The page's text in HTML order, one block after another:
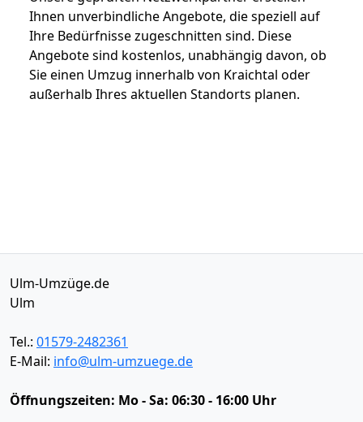
Ihnen unverbindliche Angebote, die speziell auf
Ihre Bedürfnisse zugeschnitten sind. Diese
Angebote sind kostenlos, unabhängig davon, ob
Sie einen Umzug innerhalb von Kraichtal oder
außerhalb Ihres aktuellen Standorts planen.
Ulm-Umzüge.de
Ulm
Tel.: 01579-2482361
E-Mail: info@ulm-umzuege.de
Öffnungszeiten: Mo - Sa: 06:30 - 16:00 Uhr